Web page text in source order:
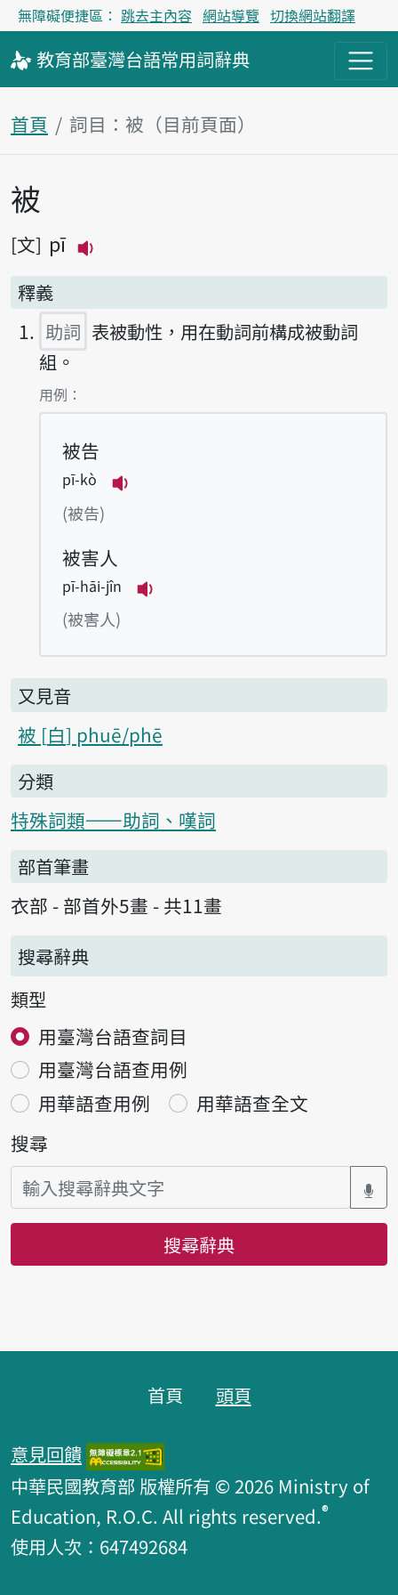
無障礙便捷區： 跳去主內容 網站導覽 切換網站翻譯
教育部臺灣台語常用詞辭典
首頁 詞目：被（目前頁面）
主內容區塊
被
文 pī
釋義
助詞 表被動性，用在動詞前構成被動詞
組。
第1項釋義的
用例：
被告
pī-kò
(被告)
被害人
pī-hāi-jîn
(被害人)
又見音
被 白 phuē/phē
分類
特殊詞類——助詞、嘆詞
部首筆畫
衣部 - 部首外5畫 - 共11畫
搜尋辭典
類型
用臺灣台語查詞目
用臺灣台語查用例
用華語查用例
用華語查全文
搜尋
搜尋辭典
首頁 頭頁
意見回饋
中華民國教育部 版權所有 © 2026 Ministry of
Education, R.O.C. All rights reserved.®
使用人次：647492684